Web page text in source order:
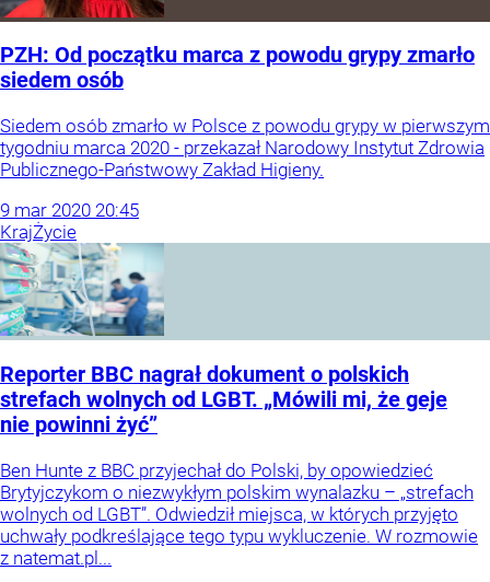
PZH: Od początku marca z powodu grypy zmarło
siedem osób
Siedem osób zmarło w Polsce z powodu grypy w pierwszym
tygodniu marca 2020 - przekazał Narodowy Instytut Zdrowia
Publicznego-Państwowy Zakład Higieny.
9 mar 2020 20:45
KrajŻycie
Reporter BBC nagrał dokument o polskich
strefach wolnych od LGBT. „Mówili mi, że geje
nie powinni żyć”
Ben Hunte z BBC przyjechał do Polski, by opowiedzieć
Brytyjczykom o niezwykłym polskim wynalazku – „strefach
wolnych od LGBT”. Odwiedził miejsca, w których przyjęto
uchwały podkreślające tego typu wykluczenie. W rozmowie
z natemat.pl...